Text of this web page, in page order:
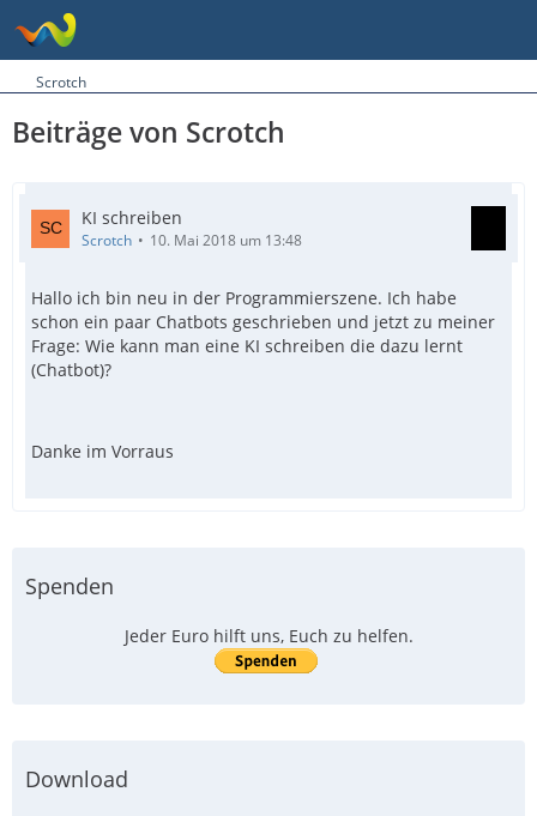
Scrotch
Beiträge von Scrotch
KI schreiben
Scrotch 10. Mai 2018 um 13:48
Hallo ich bin neu in der Programmierszene. Ich habe
schon ein paar Chatbots geschrieben und jetzt zu meiner
Frage: Wie kann man eine KI schreiben die dazu lernt
(Chatbot)?
Danke im Vorraus
Spenden
Jeder Euro hilft uns, Euch zu helfen.
Download